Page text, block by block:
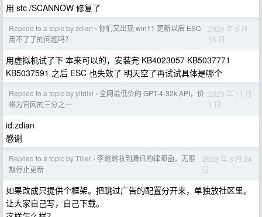
用 sfc /SCANNOW 修复了
Replied to a topic by zdian › 你们又出现 win11 更新以后 ESC
用不了了的问题吗？
2024 年 5 月
16 日
用虚拟机试了下 本来可以的，安装完 KB4023057 KB5037771
KB5037591 之后 ESC 也失效了 明天空了再试试具体是哪个
Replied to a topic by yitdlxl › 全网最低价的 GPT-4-32k API，价
格为官网的三分之一
2023 年 11 月
1 日
id:zdian
感谢
Replied to a topic by Tiller › 李跳跳收到腾讯的律师函，无限
期停止更新
2023 年 8 月 24
日
如果改成只提供个框架。把跳过广告的配置分开来，单独放社区里。
让大家自己写，自己下载。